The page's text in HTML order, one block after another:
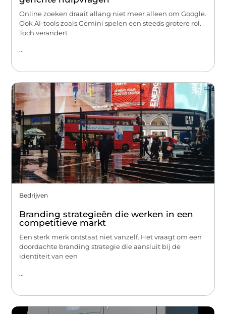
Online zoeken draait allang niet meer alleen om Google.
Ook AI-tools zoals Gemini spelen een steeds grotere rol.
Toch verandert
...
Bedrijven
Branding strategieën die werken in een
competitieve markt
Een sterk merk ontstaat niet vanzelf. Het vraagt om een
doordachte branding strategie die aansluit bij de
identiteit van een
...